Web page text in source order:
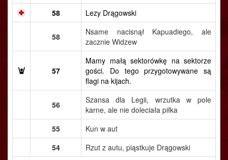
58
Lezy Drągowski
58
Nsame nacisnął Kapuadiego, ale
zacznie Widzew
57
Mamy małą sektorówkę na sektorze
gości. Do tego przygotowywane są
flagi na kijach.
56
Szansa dla Legii, wrzutka w pole
karne, ale nie doleciała piłka
55
Kun w aut
54
Rzut z autu, piąstkuje Drągowski